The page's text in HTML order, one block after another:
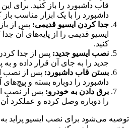
قاب داشبورد را باز کنید. برای
داشبورد را با یک ابزار مناسب باز
جدا کردن ایسیو قدیمی: پس از
ایسیو قدیمی را از پایه‌های آن
کنید.
نصب ایسیو جدید: پس از جدا کردن
جدید را به جای آن قرار داده و
بستن قاب داشبورد: پس از نصب
داشبورد را دوباره بسته و پیچ‌های
برق دادن به خودرو: پس از نصب
را دوباره وصل کرده و عملکرد
توصیه می‌شود برای نصب ایسیو پراید